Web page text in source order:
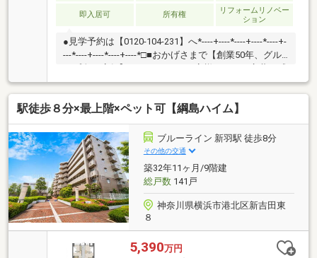
即入居可 所有権
リフォームリノベー
ション
●見学予約は【0120-104-231】へ*----+----*----+----*----+-
---*----+----*----+----*□■おかげさまで【創業50年、グル
謝してこれからも楽しく素敵なお家探しをお約束しま
す。お家探しを始めてみようと思われたらまずは、お
気軽に東宝ハウス新横浜に相談してみませんか？何も
決まっていなくて大丈夫！まずはお客様の夢をお聞か
せください！「行って良かったね」と思っていただけ
るように、スタッフ一同【夢に人に住まいに本気で
す！】お客様のお問合せをお待ちしております☆
駅徒歩８分×最上階×ペット可【綱島ハイム】
ブルーライン 新羽駅 徒歩8分
その他の交通
築32年11ヶ月/9階建
総戸数141戸
神奈川県横浜市港北区新吉田東
８
5,390万円